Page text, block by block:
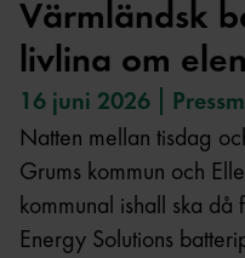
Värmländsk
livlina om elen
16 juni 2026
Natten mellan tisdag
Grums kommun och
kommunal ishall ska
Energy Solutions